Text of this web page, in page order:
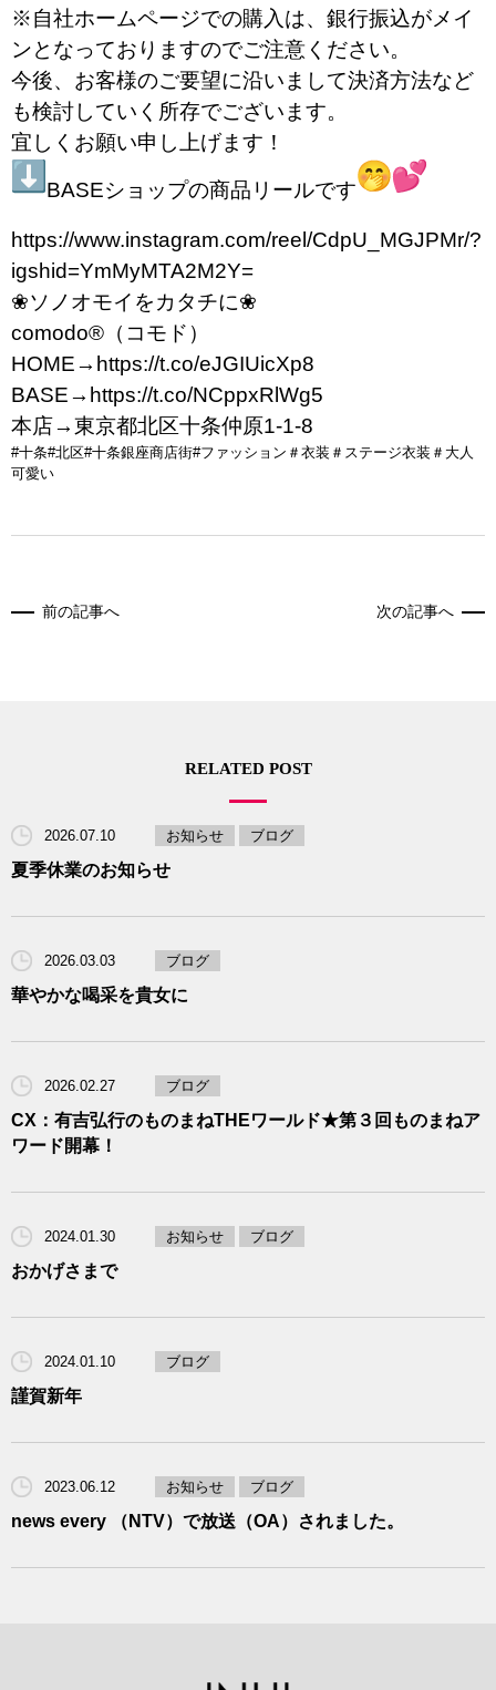
※自社ホームページでの購入は、 銀行振込がメイ
ンとなっておりますのでご注意ください。
今後、 お客様のご要望に沿いまして決済方法など
も検討していく所存でございます。
宜しくお願い申し上げます！
BASEショップの商品リールです
https://www.instagram.com/reel/CdpU_MGJPMr/?
igshid=YmMyMTA2M2Y=
❀ソノオモイをカタチに❀
comodo®（コモド）
HOME→ https://t.co/eJGIUicXp8
BASE→ https://t.co/NCppxRlWg5
本店→東京都北区十条仲原1-1-8
#十条#北区#十条銀座商店街#ファッション＃衣装＃ ステージ衣装＃大人
可愛い
前の記事へ 次の記事へ
RELATED POST
2026.07.10 お知らせ ブログ
夏季休業のお知らせ
2026.03.03 ブログ
華やかな喝采を貴女に
2026.02.27 ブログ
CX：有吉弘行のものまねTHEワールド★第３回ものまねア
ワード開幕！
2024.01.30 お知らせ ブログ
おかげさまで
2024.01.10 ブログ
謹賀新年
2023.06.12 お知らせ ブログ
news every （NTV）で放送（OA）されました。